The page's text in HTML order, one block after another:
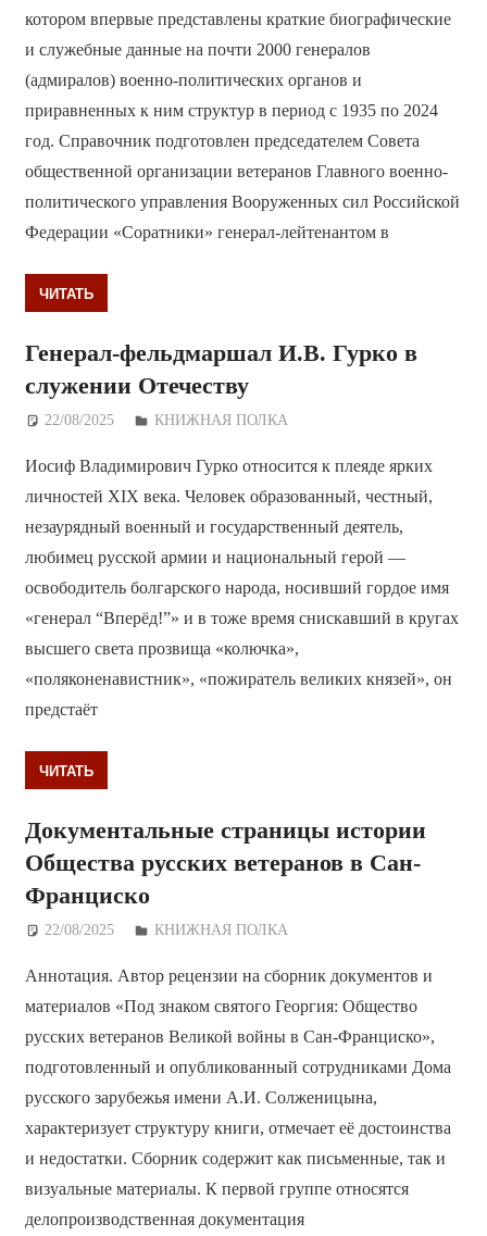
котором впервые представлены краткие биографические
и служебные данные на почти 2000 генералов
(адмиралов) военно-политических органов и
приравненных к ним структур в период с 1935 по 2024
год. Справочник подготовлен председателем Совета
общественной организации ветеранов Главного военно-
политического управления Вооруженных сил Российской
Федерации «Соратники» генерал-лейтенантом в
ЧИТАТЬ
Генерал-фельдмаршал И.В. Гурко в
служении Отечеству
22/08/2025 Дежурный по Редакции
КНИЖНАЯ ПОЛКА
Иосиф Владимирович Гурко относится к плеяде ярких
личностей XIX века. Человек образованный, честный,
незаурядный военный и государственный деятель,
любимец русской армии и национальный герой —
освободитель болгарского народа, носивший гордое имя
«генерал “Вперёд!”» и в тоже время снискавший в кругах
высшего света прозвища «колючка»,
«поляконенавистник», «пожиратель великих князей», он
предстаёт
ЧИТАТЬ
Документальные страницы истории
Общества русских ветеранов в Сан-
Франциско
22/08/2025 Дежурный по Редакции
КНИЖНАЯ ПОЛКА
Аннотация. Автор рецензии на сборник документов и
материалов «Под знаком святого Георгия: Общество
русских ветеранов Великой войны в Сан-Франциско»,
подготовленный и опубликованный сотрудниками Дома
русского зарубежья имени А.И. Солженицына,
характеризует структуру книги, отмечает её достоинства
и недостатки. Сборник содержит как письменные, так и
визуальные материалы. К первой группе относятся
делопроизводственная документация